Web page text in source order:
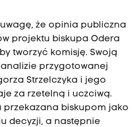
że opinia publiczna
projektu biskupa Odera
tworzyć komisję. Swoją
przygotowanej
Strzelczyka i jego
za rzetelną i uczciwą.
przekazana biskupom jako
decyzji, a następnie